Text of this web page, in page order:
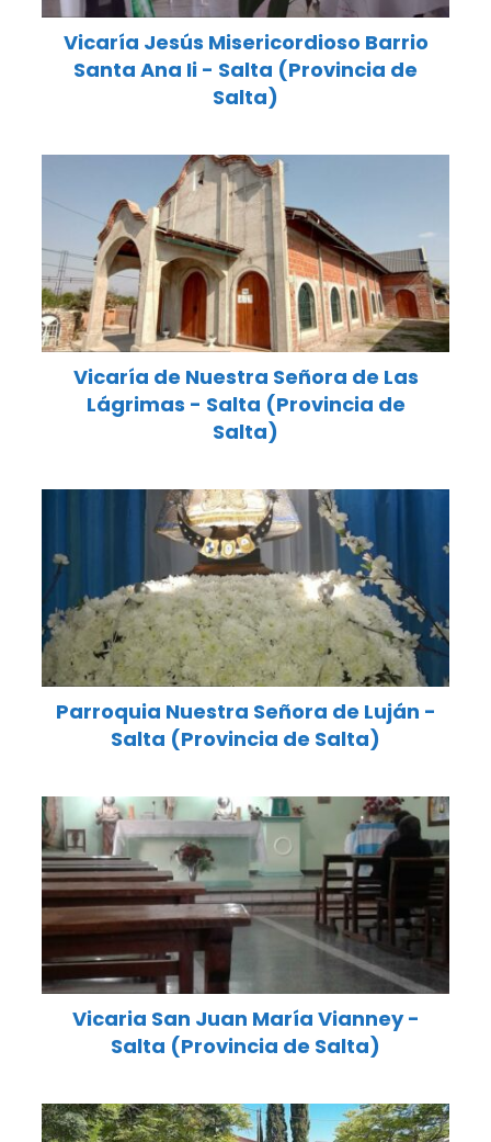
Vicaría Jesús Misericordioso Barrio
Santa Ana Ii - Salta (Provincia de
Salta)
Vicaría de Nuestra Señora de Las
Lágrimas - Salta (Provincia de
Salta)
Parroquia Nuestra Señora de Luján -
Salta (Provincia de Salta)
Vicaria San Juan María Vianney -
Salta (Provincia de Salta)